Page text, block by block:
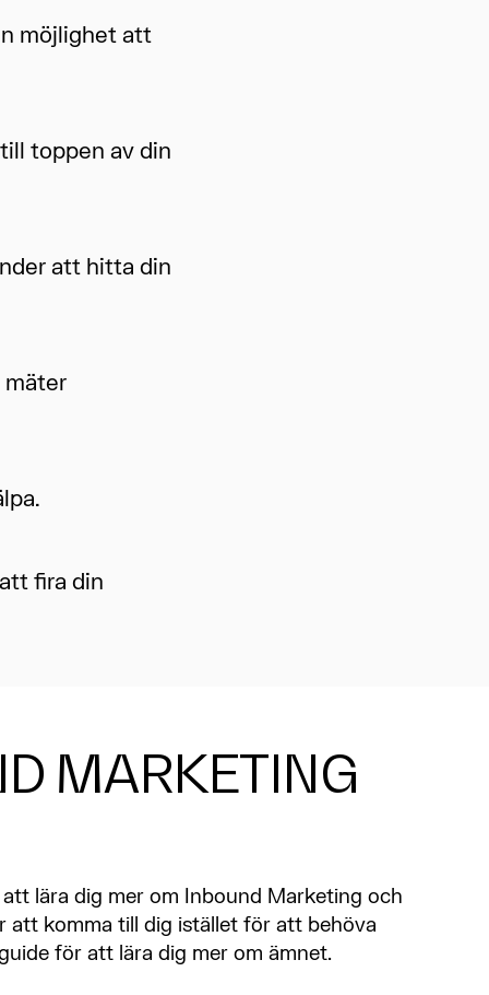
möjlighet att
toppen av din
att hitta din
mäter
fira din
MARKETING
lära dig mer om Inbound Marketing och
att komma till dig istället för att behöva
för att lära dig mer om ämnet.